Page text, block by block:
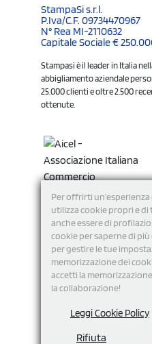
Per offrirti
utilizza cookie propri e
anche essere di
cookie per saperne di più
per gestire le tue
memorizzazione dei
accetti la
la collaborazione!
Leggi Cookie Policy
Rifiuta
StampaSi s.r.l.
P.Iva/C.F. 09734470967
N° Rea MI-2110632
Capitale Sociale €
Stampasi è il leader in Italia
abbigliamento aziendale
25.000 clienti e oltre 2.500
ottenute.
Seguici